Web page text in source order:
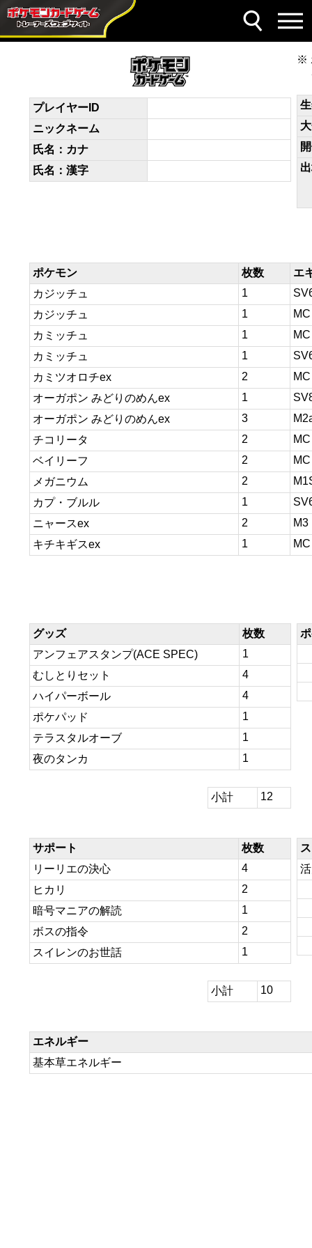
デッキコード
b1Fk5w-KpoItj-vFFVbv
プレイヤーID
ニックネーム
氏名：カナ
氏名：漢字
ポケモン 枚数
エ
カジッチュ
1
カジッチュ
1
MC
カミッチュ
1
MC
カミッチュ
1
カミツオロチex
2
MC
オーガポン みどりのめんex
1
オーガポン みどりのめんex
3
チコリータ
2
MC
ベイリーフ
2
MC
メガニウム
2
カプ・ブルル
1
ニャースex
2
M3
キチキギスex
1 MC
グッズ
枚数
アンフェアスタンプ(ACE SPEC)
1
むしとりセット
4
ハイパーボール
4
ポケパッド
1
テラスタルオーブ
1
夜のタンカ
1
小計 12
サポート
枚数
リーリエの決心
4
ヒカリ
2
暗号マニアの解読
1
ボスの指令
2
スイレンのお世話
1
小計 10
エネルギー
基本草エネルギー